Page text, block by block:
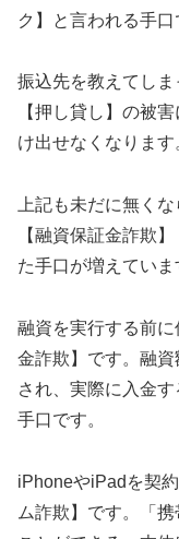
ク】と言われる手口
振込先を教えてし
【押し貸し】の被
け出せなくなります
上記も未だに無く
【融資保証金詐欺
た手口が増えていま
融資を実行する前
金詐欺】です。融
され、実際に入金
手口です。
iPhoneやiPadを契
ム詐欺】です。「